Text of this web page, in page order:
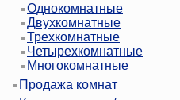
Однокомнатные
Двухкомнатные
Трехкомнатные
Четырехкомнатные
Многокомнатные
Продажа комнат